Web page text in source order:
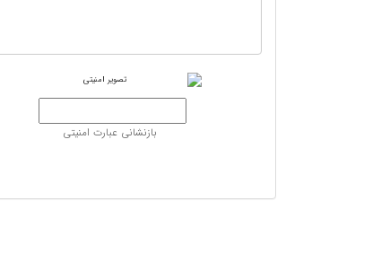
بازنشانی عبارت امنیتی